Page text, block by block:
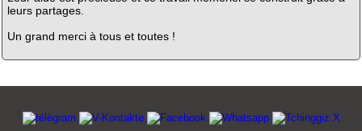
leurs partages.
Un grand merci à tous et toutes !